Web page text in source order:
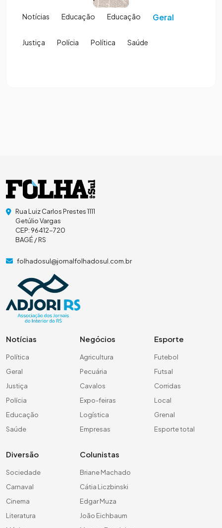
Notícias Educação Educação Geral
Justiça Polícia Política Saúde
Rua Luiz Carlos Prestes 1111
Getúlio Vargas
CEP: 96412-720
BAGÉ / RS
folhadosul@jornalfolhadosul.com.br
Notícias
Política
Geral
Justiça
Polícia
Educação
Saúde
Negócios
Agricultura
Pecuária
Cavalos
Expo-feiras
Logística
Empresas
Esporte
Futebol
Futsal
Corridas
Local
Grenal
Esporte total
Diversão
Sociedade
Carnaval
Cinema
Literatura
Colunistas
Briane Machado
Cátia Liczbinski
Edgar Muza
João Eichbaum